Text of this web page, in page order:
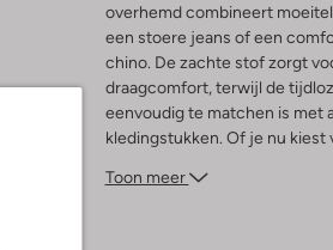
overhemd combineert
een stoere jeans of een
chino. De zachte stof zorgt
draagcomfort, terwijl de
eenvoudig te matchen is met
kledingstukken. Of je nu kiest
uitstraling met loafers, dit
Toon meer